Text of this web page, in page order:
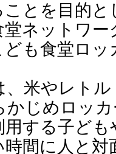
とを目的と
ネットワ
も食堂ロ
米やレトル
かじめロッ
する子ど
間に人と